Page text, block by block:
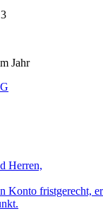
Jahr
Herren,
Konto fristgerecht,